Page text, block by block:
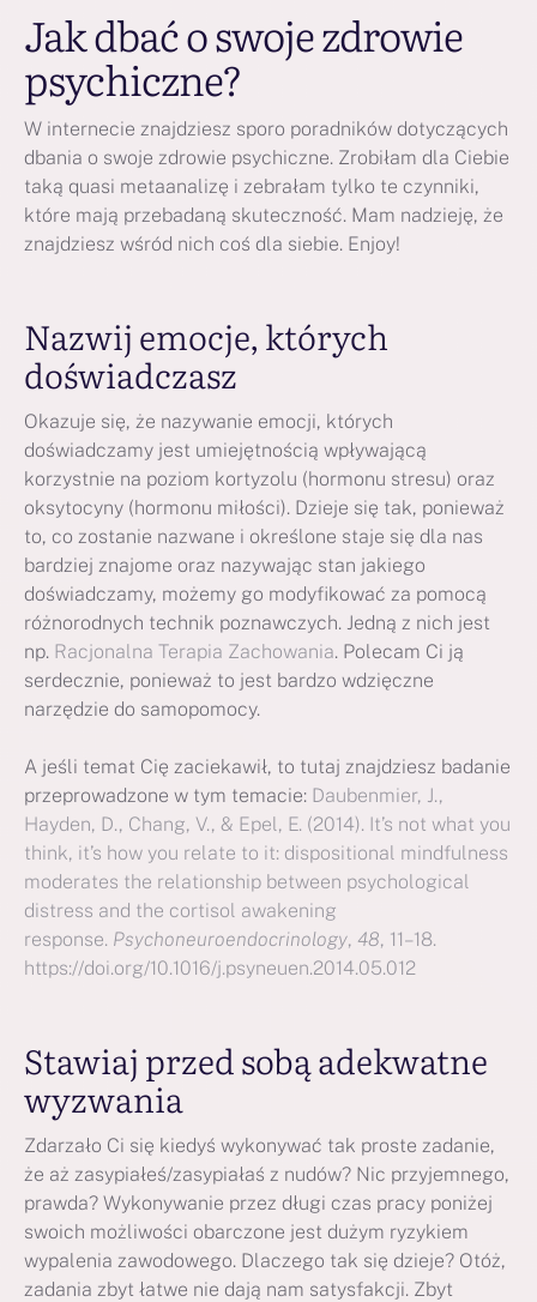
Jak dbać o swoje zdrowie
psychiczne?
W internecie znajdziesz sporo poradników dotyczących
dbania o swoje zdrowie psychiczne. Zrobiłam dla Ciebie
taką quasi metaanalizę i zebrałam tylko te czynniki,
które mają przebadaną skuteczność. Mam nadzieję, że
znajdziesz wśród nich coś dla siebie. Enjoy!
Nazwij emocje, których
doświadczasz
Okazuje się, że nazywanie emocji, których
doświadczamy jest umiejętnością wpływającą
korzystnie na poziom kortyzolu (hormonu stresu) oraz
oksytocyny (hormonu miłości). Dzieje się tak, ponieważ
to, co zostanie nazwane i określone staje się dla nas
bardziej znajome oraz nazywając stan jakiego
doświadczamy, możemy go modyfikować za pomocą
różnorodnych technik poznawczych. Jedną z nich jest
np. Racjonalna Terapia Zachowania. Polecam Ci ją
serdecznie, ponieważ to jest bardzo wdzięczne
narzędzie do samopomocy.
A jeśli temat Cię zaciekawił, to tutaj znajdziesz badanie
przeprowadzone w tym temacie: Daubenmier, J.,
Hayden, D., Chang, V., & Epel, E. (2014). It’s not what you
think, it’s how you relate to it: dispositional mindfulness
moderates the relationship between psychological
distress and the cortisol awakening
response. Psychoneuroendocrinology, 48, 11–18.
https://doi.org/10.1016/j.psyneuen.2014.05.012
Stawiaj przed sobą adekwatne
wyzwania
Zdarzało Ci się kiedyś wykonywać tak proste zadanie,
że aż zasypiałeś/zasypiałaś z nudów? Nic przyjemnego,
prawda? Wykonywanie przez długi czas pracy poniżej
swoich możliwości obarczone jest dużym ryzykiem
wypalenia zawodowego. Dlaczego tak się dzieje? Otóż,
zadania zbyt łatwe nie dają nam satysfakcji. Zbyt